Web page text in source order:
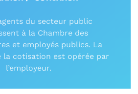
du secteur public
à la Chambre des
et employés publics. La
la cotisation est opérée par
l’employeur.